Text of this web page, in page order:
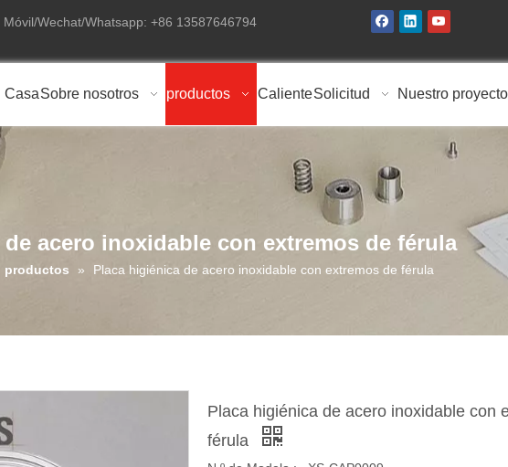
Wechat/Whatsapp: +86 13587646794
CasaSobre nosotros productos CalienteSolicitud Nuestro proyecto
acero inoxidable con extremos de férula
productos » Placa higiénica de acero inoxidable con extremos de férula
Placa higiénica de acero inoxidable con
férula